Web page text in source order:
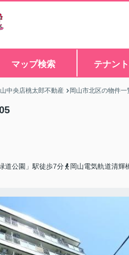
マップ検索 テナン
中央店桃太郎不動産 岡山市北区の物件一
道公園」駅徒歩7分
岡山電気軌道清輝